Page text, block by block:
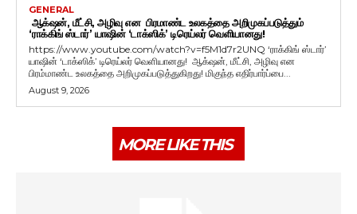
GENERAL
ஆக்‌ஷன், மீட்சி, அழிவு என பிரமாண்ட உலகத்தை அறிமுகப்படுத்தும்
‘ராக்கிங் ஸ்டார்’ யாஷின் ‘டாக்ஸிக்’ டிரெய்லர் வெளியானது!
https://www.youtube.com/watch?v=f5M1d7r2UNQ ‘ராக்கிங் ஸ்டார்’
யாஷின் ‘டாக்ஸிக்’ டிரெய்லர் வெளியானது! ஆக்‌ஷன், மீட்சி, அழிவு என
பிரம்மாண்ட உலகத்தை அறிமுகப்படுத்துகிறது! மிகுந்த எதிர்பார்ப்பை...
August 9, 2026
MORE LIKE THIS